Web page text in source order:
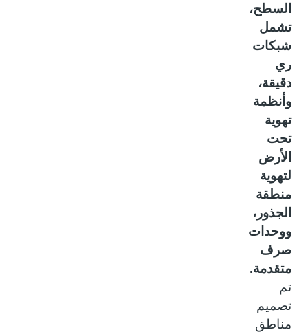
السطح،
تشمل
شبكات
ري
دقيقة،
وأنظمة
تهوية
تحت
الأرض
لتهوية
منطقة
الجذور،
ووحدات
صرف
متقدمة.
تم
تصميم
مناطق